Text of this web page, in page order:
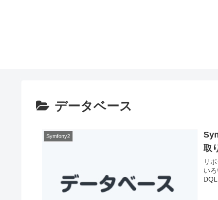
データベース
Symfony2
取
リ
い